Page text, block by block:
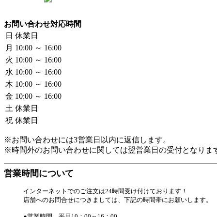
お問い合わせ対応時間
日 休業日
月 10:00 ～ 16:00
火 10:00 ～ 16:00
水 10:00 ～ 16:00
木 10:00 ～ 16:00
金 10:00 ～ 16:00
土 休業日
祝 休業日
※お問い合わせには3営業日以内に返信します。
※時間外のお問い合わせに関しては翌営業日の受付となりま
営業時間について
インターネットでのご注文は24時間受け付けております！
店舗へのお問合せにつきましては、下記の時間帯にお願いします。